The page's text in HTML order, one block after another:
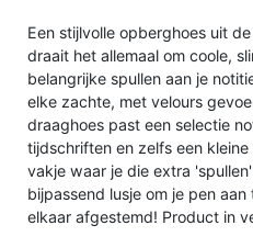
Een stijlvolle opberghoes uit
draait het allemaal om coole,
belangrijke spullen aan je
elke zachte, met velours
draaghoes past een selectie
tijdschriften en zelfs een
vakje waar je die extra
bijpassend lusje om je pen
elkaar afgestemd! Product in